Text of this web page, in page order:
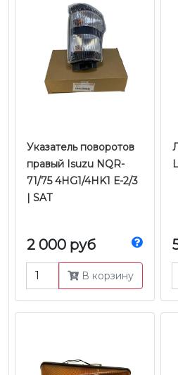
Указатель поворотов
правый Isuzu NQR-
71/75 4HG1/4HK1 Е-2/3
| SAT
2 000 руб
В корзину